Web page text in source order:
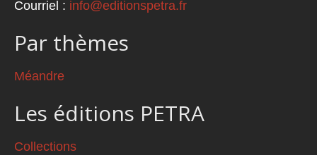
Courriel : info@editionspetra.fr
Par thèmes
Méandre
Les éditions PETRA
Collections